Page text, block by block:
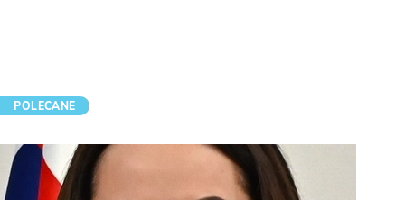
POLECANE